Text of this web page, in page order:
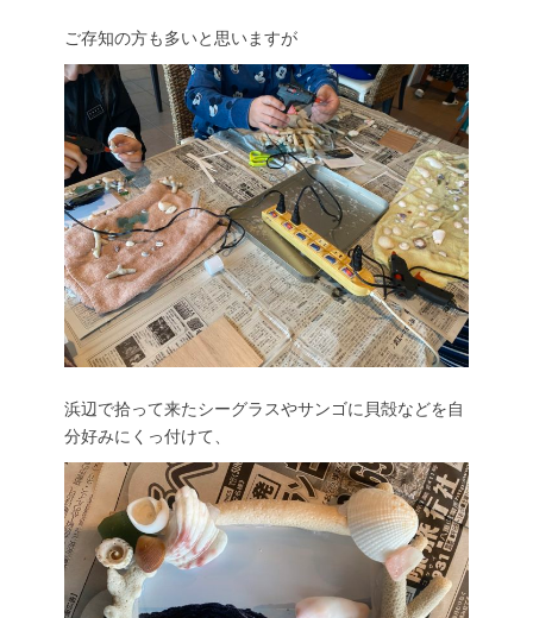
ご存知の方も多いと思いますが
浜辺で拾って来たシーグラスやサンゴに貝殻などを自
分好みにくっ付けて、